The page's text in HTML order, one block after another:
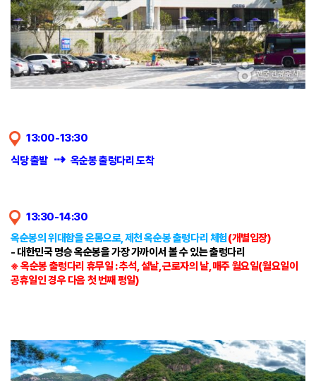
13:00-13:30
식당 출발 ⇢ 옥순봉 출렁다리 도착
13:30-14:30
옥순봉의 위대함을 온몸으로, 제천 옥순봉 출렁다리 체험(개별입장)
- 대한민국 명승 옥순봉을 가장 가까이서 볼 수 있는 출렁다리
※ 옥순봉 출렁다리 휴무일 : 추석, 설날, 근로자의 날, 매주 월요일(월요일이
공휴일인 경우 다음 첫 번째 평일)